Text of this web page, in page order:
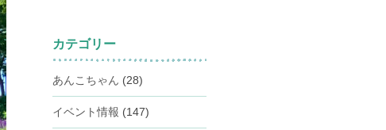
カテゴリー
あんこちゃん (28)
イベント情報 (147)